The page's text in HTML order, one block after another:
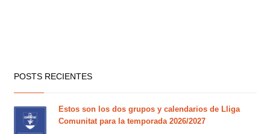
POSTS RECIENTES
Estos son los dos grupos y calendarios de Lliga
Comunitat para la temporada 2026/2027